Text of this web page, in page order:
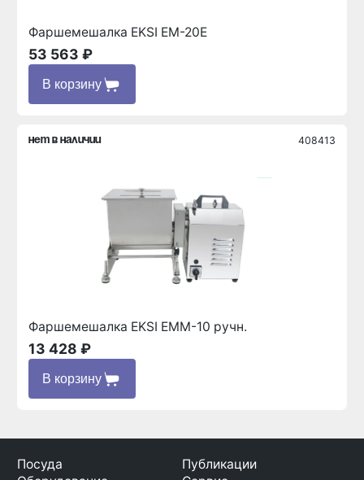
Фаршемешалка EKSI EM-20E
53 563 ₽
В корзину
нет в наличии 408413
Фаршемешалка EKSI EMM-10 ручн.
13 428 ₽
В корзину
Посуда
Публикации